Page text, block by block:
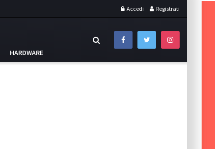
Accedi Registrati
HARDWARE